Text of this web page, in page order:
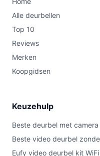
Alle deurbellen
Top 10
Reviews
Merken
Koopgidsen
Keuzehulp
Beste deurbel met
Beste video deurbel
Eufy video deurbel kit